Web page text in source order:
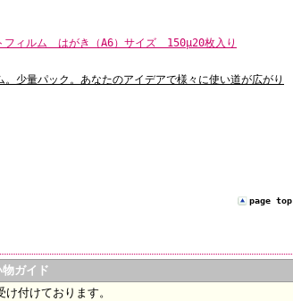
ィルム はがき（A6）サイズ 150μ20枚入り
少量パック。あなたのアイデアで様々に使い道が広がり
page top
物ガイド
付けております。